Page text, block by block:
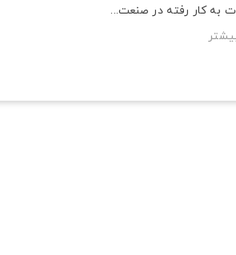
به‌ کار رفته در صنعت...